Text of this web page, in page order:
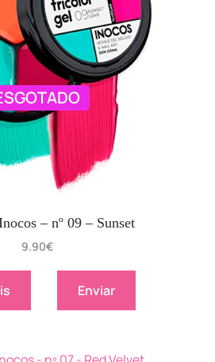
– nº 09 – Sunset
9.90€
Enviar